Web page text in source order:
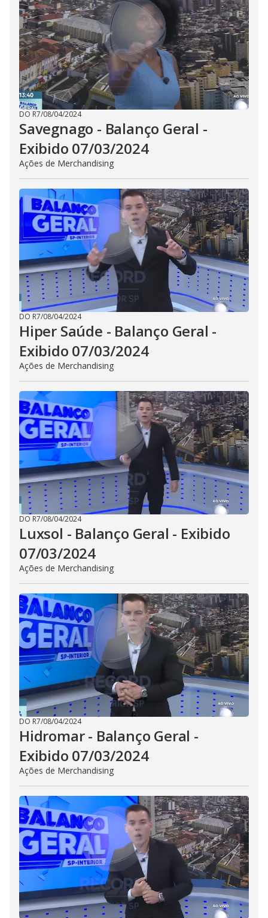
DO R7/08/04/2024
Savegnago - Balanço Geral -
Exibido 07/03/2024
Ações de Merchandising
DO R7/08/04/2024
Hiper Saúde - Balanço Geral -
Exibido 07/03/2024
Ações de Merchandising
DO R7/08/04/2024
Luxsol - Balanço Geral - Exibido
07/03/2024
Ações de Merchandising
DO R7/08/04/2024
Hidromar - Balanço Geral -
Exibido 07/03/2024
Ações de Merchandising